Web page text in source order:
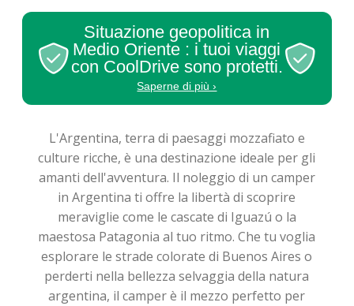
Situazione geopolitica in
Medio Oriente : i tuoi viaggi
con CoolDrive sono protetti.
Saperne di più ›
L'Argentina, terra di paesaggi mozzafiato e
culture ricche, è una destinazione ideale per gli
amanti dell'avventura. Il noleggio di un camper
in Argentina ti offre la libertà di scoprire
meraviglie come le cascate di Iguazú o la
maestosa Patagonia al tuo ritmo. Che tu voglia
esplorare le strade colorate di Buenos Aires o
perderti nella bellezza selvaggia della natura
argentina, il camper è il mezzo perfetto per